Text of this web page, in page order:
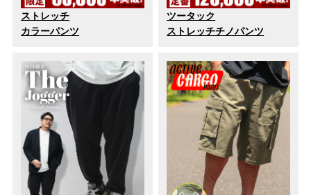
ストレッチ
カラーパンツ
ツータック
ストレッチチノパンツ